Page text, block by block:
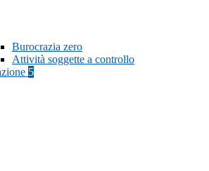
Burocrazia zero
Attività soggette a controllo
5